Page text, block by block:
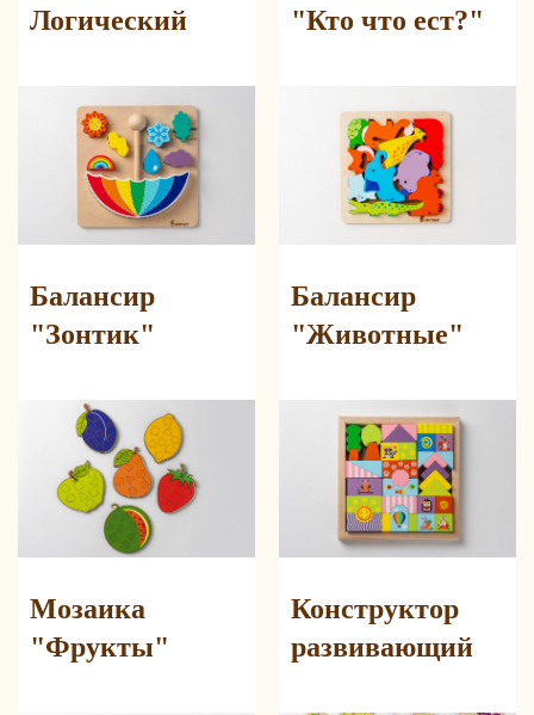
Логический
"Кто что ест?"
Балансир
"Зонтик"
Балансир
"Животные"
Мозаика
"Фрукты"
Конструктор
развивающий